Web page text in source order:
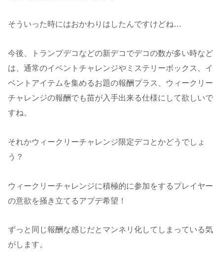
そういった時にはおかわりはしたんですけどね…
今後、トランプデコなどの新デコでデコの数が多い時など
は、通常のイベントチャレンジやミステリーボックス、イ
ベントアイテムを集めるお題の報酬プラス、ウィークリー
チャレンジの報酬でも苗が入手出来る仕様にして欲しいで
すね。
それかウィークリーチャレンジ限定デコとかどうでしょ
う？
ウィークリーチャレンジに積極的に参加をするプレイヤー
の意欲を掻き立てるアプデ希望！
ずっと同じ報酬な感じだとマンネリ化してしまっている気
がします。